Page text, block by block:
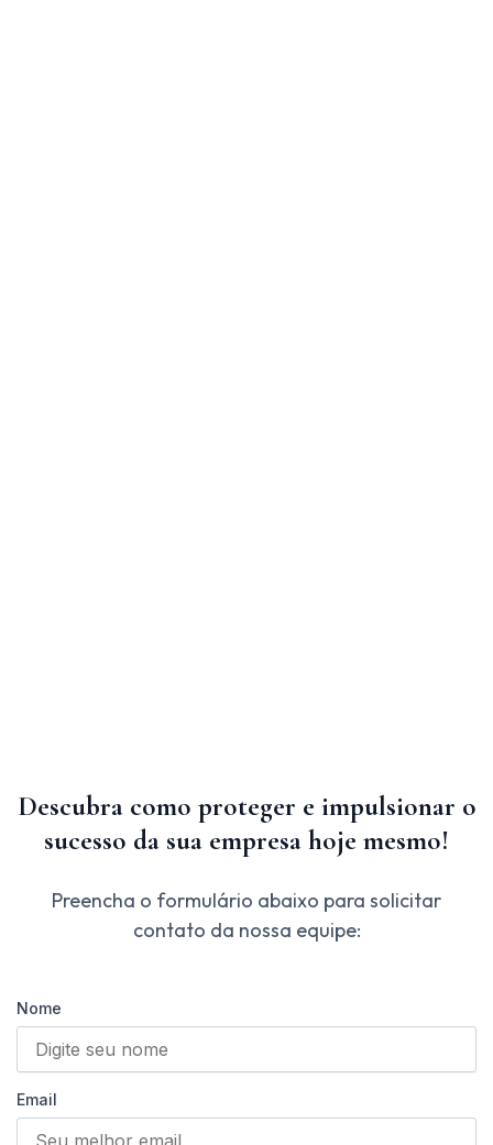
Descubra como proteger e impulsionar o
sucesso da sua empresa hoje mesmo!
Preencha o formulário abaixo para solicitar
contato da nossa equipe:
Nome
Email